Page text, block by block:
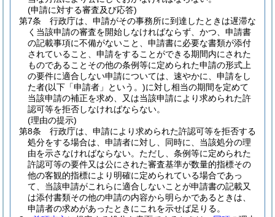
(申請に対する審査及び応答)
第7条
行政庁は、申請がその事務所に到達したときは遅滞な
く当該申請の審査を開始しなければならず、かつ、申請書
の記載事項に不備がないこと、申請書に必要な書類が添付
されていること、申請をすることができる期間内にされた
ものであることその他の条例等に定められた申請の形式上
の要件に適合しない申請については、速やかに、申請をし
た者(以下「申請者」という。)に対し相当の期間を定めて
当該申請の補正を求め、又は当該申請により求められた許
認可等を拒否しなければならない。
(理由の提示)
第8条
行政庁は、申請により求められた許認可等を拒否する
処分をする場合は、申請者に対し、同時に、当該処分の理
由を示さなければならない。 ただし、条例等に定められた
許認可等の要件又は公にされた審査基準が数量的指標その
他の客観的指標により明確に定められている場合であっ
て、当該申請がこれらに適合しないことが申請書の記載又
は添付書類その他の申請の内容から明らかであるときは、
申請者の求めがあったときにこれを示せば足りる。